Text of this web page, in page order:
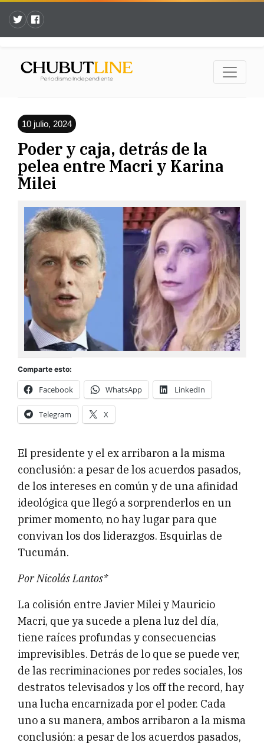
10 julio, 2024
Poder y caja, detrás de la
pelea entre Macri y Karina
Milei
Comparte esto:
Facebook WhatsApp LinkedIn
Telegram X
El presidente y el ex arribaron a la misma
conclusión: a pesar de los acuerdos pasados,
de los intereses en común y de una afinidad
ideológica que llegó a sorprenderlos en un
primer momento, no hay lugar para que
convivan los dos liderazgos. Esquirlas de
Tucumán.
Por Nicolás Lantos*
La colisión entre Javier Milei y Mauricio
Macri, que ya sucede a plena luz del día,
tiene raíces profundas y consecuencias
imprevisibles. Detrás de lo que se puede ver,
de las recriminaciones por redes sociales, los
destratos televisados y los off the record, hay
una lucha encarnizada por el poder. Cada
uno a su manera, ambos arribaron a la misma
conclusión: a pesar de los acuerdos pasados,